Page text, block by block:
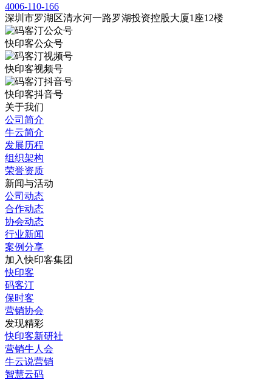
4006-110-166
深圳市罗湖区清水河一路罗湖投资控股大厦1座12楼
快印客公众号
快印客视频号
快印客抖音号
关于我们
公司简介
牛云简介
发展历程
组织架构
荣誉资质
新闻与活动
公司动态
合作动态
协会动态
行业新闻
案例分享
加入快印客集团
快印客
码客汀
保时客
营销协会
发现精彩
快印客新研社
营销牛人会
牛云说营销
智慧云码